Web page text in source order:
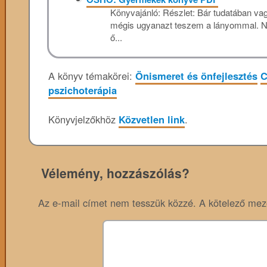
Könyvajánló: Részlet: Bár tudatában
mégis ugyanazt teszem a lányommal.
ő...
A könyv témakörei: Önismeret és önfejlesztés
pszichoterápia
Könyvjelzőkhöz Közvetlen link.
Vélemény, hozzászólás?
Az e-mail címet nem tesszük közzé. A kötelező